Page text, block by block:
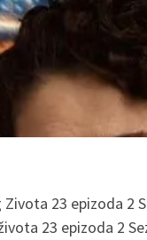
23 epizoda
23 epizoda 2